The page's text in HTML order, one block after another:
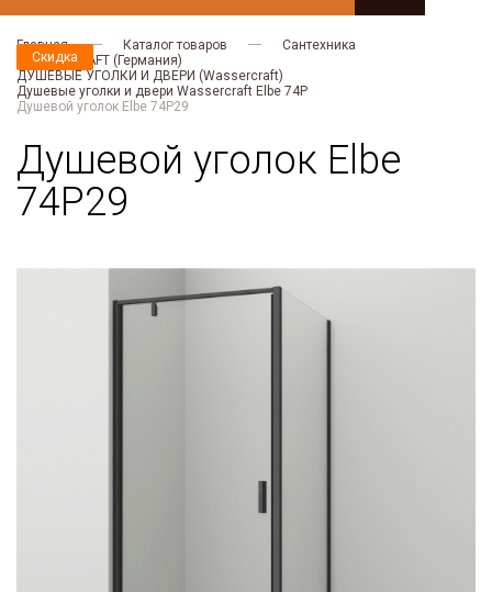
Главная Каталог товаров
Сантехника
WASSERCRAFT (Германия)
ДУШЕВЫЕ УГОЛКИ И ДВЕРИ (Wassercraft)
Душевые уголки и двери Wassercraft Elbe 74P
Душевой уголок Elbe 74P29
Душевой уголок Elbe
74P29
Скидка
Скидка